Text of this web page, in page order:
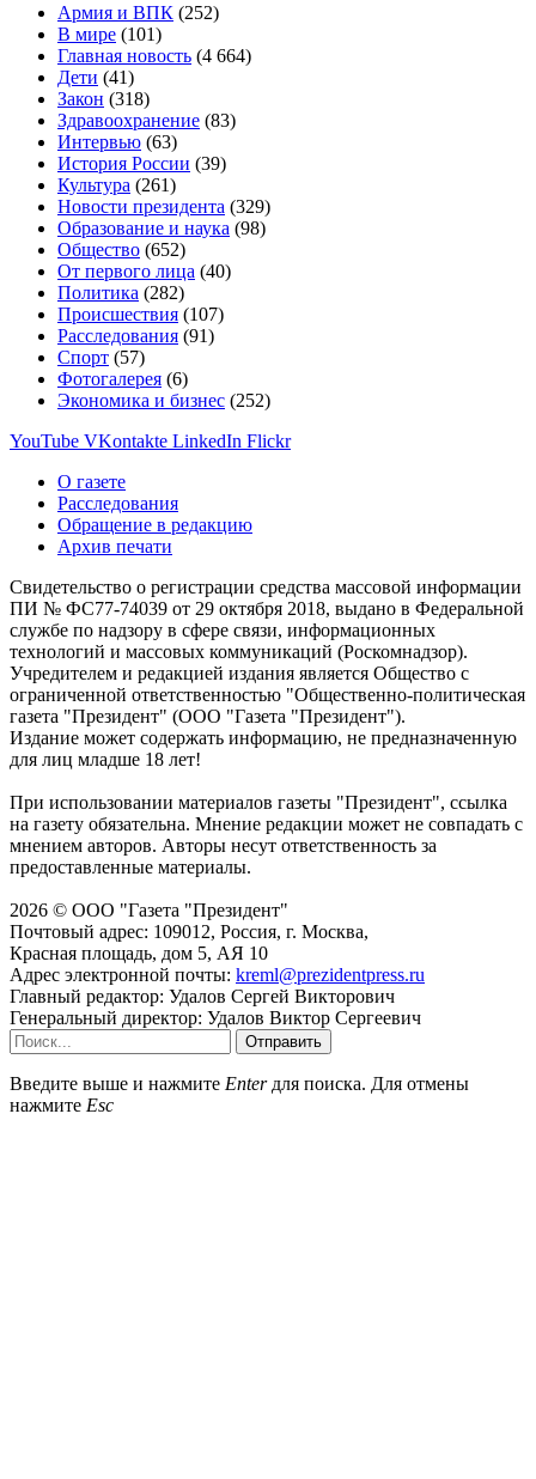
Армия и ВПК (252)
В мире (101)
Главная новость (4 664)
Дети (41)
Закон (318)
Здравоохранение (83)
Интервью (63)
История России (39)
Культура (261)
Новости президента (329)
Образование и наука (98)
Общество (652)
От первого лица (40)
Политика (282)
Происшествия (107)
Расследования (91)
Спорт (57)
Фотогалерея (6)
Экономика и бизнес (252)
YouTube VKontakte LinkedIn Flickr
О газете
Расследования
Обращение в редакцию
Архив печати
Свидетельство о регистрации средства массовой информации
ПИ № ФС77-74039 от 29 октября 2018, выдано в Федеральной
службе по надзору в сфере связи, информационных
технологий и массовых коммуникаций (Роскомнадзор).
Учредителем и редакцией издания является Общество с
ограниченной ответственностью "Общественно-политическая
газета "Президент" (ООО "Газета "Президент").
Издание может содержать информацию, не предназначенную
для лиц младше 18 лет!
При использовании материалов газеты "Президент", ссылка
на газету обязательна. Мнение редакции может не совпадать с
мнением авторов. Авторы несут ответственность за
предоставленные материалы.
2026 © ООО "Газета "Президент"
Почтовый адрес: 109012, Россия, г. Москва,
Красная площадь, дом 5, АЯ 10
Адрес электронной почты: kreml@prezidentpress.ru
Главный редактор: Удалов Сергей Викторович
Генеральный директор: Удалов Виктор Сергеевич
Отправить
Введите выше и нажмите Enterдля поиска. Для отмены
нажмите Esc